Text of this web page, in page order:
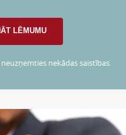
nekādas saistības.